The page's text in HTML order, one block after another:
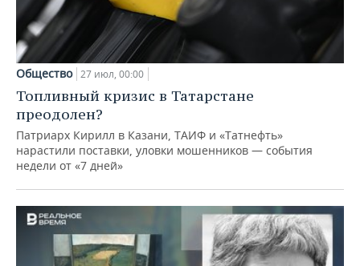
Общество 27 июл, 00:00
Топливный кризис в Татарстане
преодолен?
Патриарх Кирилл в Казани, ТАИФ и «Татнефть»
нарастили поставки, уловки мошенников — события
недели от «7 дней»